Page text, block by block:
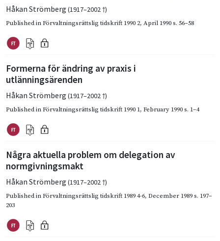
Håkan Strömberg (1917–2002 †)
Published inFörvaltningsrättslig tidskrift 1990 2, April 1990s. 56–58
Formerna för ändring av praxis i
utlänningsärenden
Håkan Strömberg (1917–2002 †)
Published inFörvaltningsrättslig tidskrift 1990 1, February 1990s. 1–4
Några aktuella problem om delegation av
normgivningsmakt
Håkan Strömberg (1917–2002 †)
Published inFörvaltningsrättslig tidskrift 1989 4-6, December 1989s. 197–
203